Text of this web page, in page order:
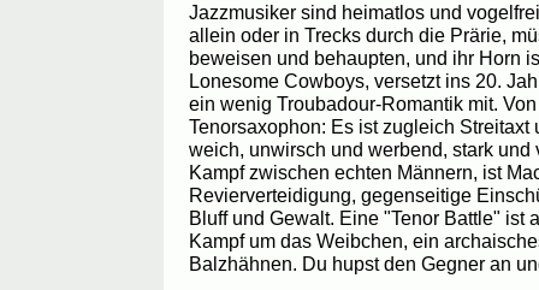
Jazzmusiker sind heimatlos und
allein oder in Trecks durch die Prärie,
beweisen und behaupten, und ihr Horn
Lonesome Cowboys, versetzt ins 20.
ein wenig Troubadour-Romantik mit.
Tenorsaxophon: Es ist zugleich Streitaxt
weich, unwirsch und werbend, stark und
Kampf zwischen echten Männern, ist
Revierverteidigung, gegenseitige
Bluff und Gewalt. Eine "Tenor Battle" ist
Kampf um das Weibchen, ein
Balzhähnen. Du hupst den Gegner an